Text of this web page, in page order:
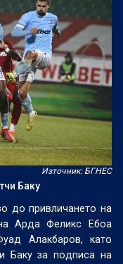
Източник: БГНЕС
Баку
до привличането на
Арда Феликс Ебоа
Алакбаров, като
Баку за подписа на